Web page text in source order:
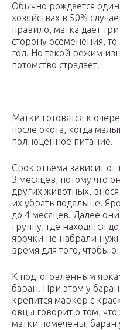
Обычно рождается
хозяйствах в 50%
правило, матка дает
сторону осеменения,
год. Но такой режим
потомство страдает.
Матки готовятся к
после окота, когда
полноценное питание.
Срок отъема зависит
3 месяцев, потому что
других животных,
их убрать подальше.
до 4 месяцев. Далее
группу, где находятся
ярочки не набрали
время для того, чтобы
К подготовленным
баран. При этом у
крепится маркер с
овцы говорит о том,
матки помечены, баран